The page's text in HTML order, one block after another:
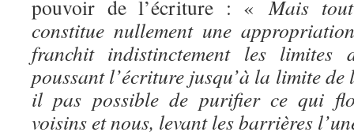
pouvoir de l’écriture : «Mais
constitue nullement une
franchit indistinctement les limites
poussant l’écriture jusqu’à la limite de
il pas possible de purifier ce qui
voisins et nous, levant les barrières